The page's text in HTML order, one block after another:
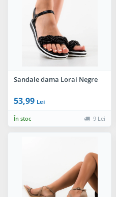
Sandale dama Lorai Negre
53,99 Lei
În stoc 9 Lei